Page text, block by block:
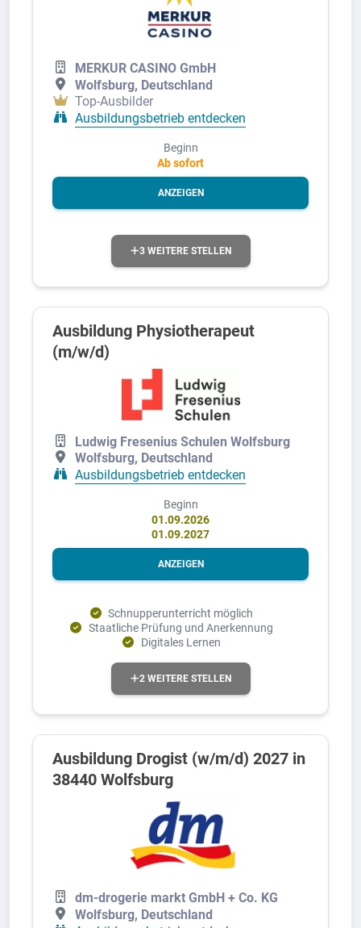
MERKUR CASINO GmbH
Wolfsburg, Deutschland
Top-Ausbilder
Ausbildungsbetrieb entdecken
Beginn
Ab sofort
ANZEIGEN
3 WEITERE STELLEN
Ausbildung Physiotherapeut
(m/w/d)
Ludwig Fresenius Schulen Wolfsburg
Wolfsburg, Deutschland
Ausbildungsbetrieb entdecken
Beginn
01.09.2026
01.09.2027
ANZEIGEN
Schnupperunterricht möglich
Staatliche Prüfung und Anerkennung
Digitales Lernen
2 WEITERE STELLEN
Ausbildung Drogist (w/m/d) 2027 in
38440 Wolfsburg
dm-drogerie markt GmbH + Co. KG
Wolfsburg, Deutschland